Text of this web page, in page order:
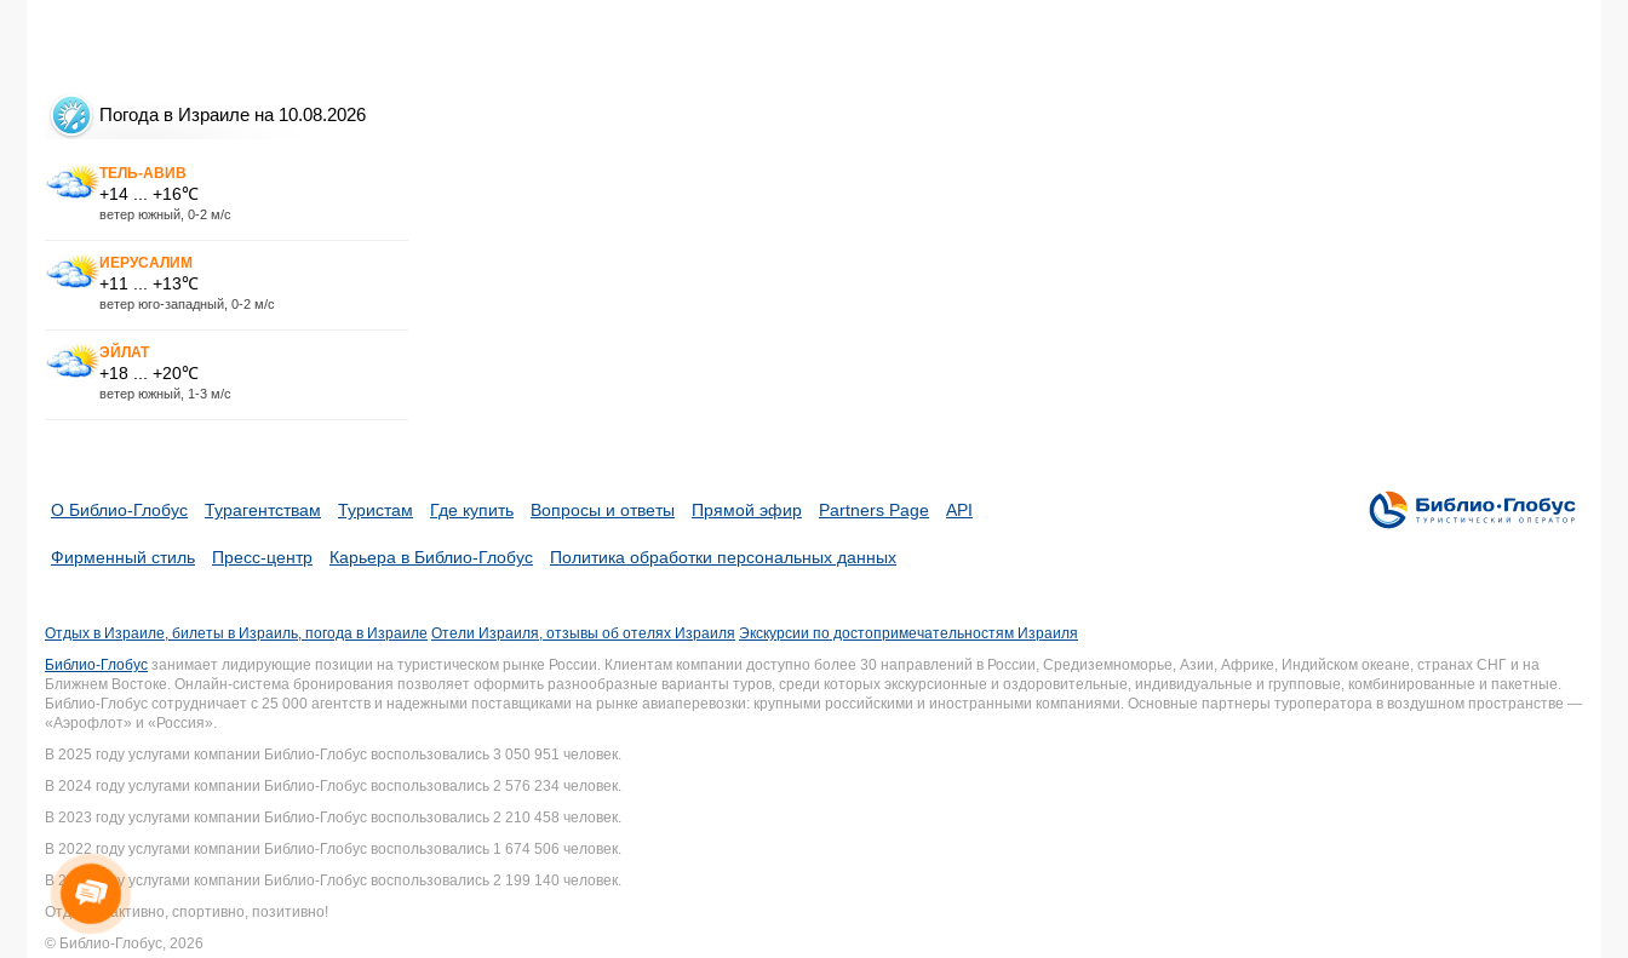
Погода в Израиле на 10.08.2026
ТЕЛЬ-АВИВ
+14 ... +16℃
ветер южный, 0-2 м/с
ИЕРУСАЛИМ
+11 ... +13℃
ветер юго-западный, 0-2 м/с
ЭЙЛАТ
+18 ... +20℃
ветер южный, 1-3 м/с
О Библио-Глобус Турагентствам Туристам Где купить Вопросы и ответы Прямой эфир Partners Page API
Фирменный стиль Пресс-центр Карьера в Библио-Глобус Политика обработки персональных данных
Отдых в Израиле, билеты в Израиль, погода в Израиле Отели Израиля, отзывы об отелях Израиля Экскурсии по достопримечательностям Израиля
Библио-Глобус занимает лидирующие позиции на туристическом рынке России. Клиентам компании доступно более 30 направлений в России, Средиземноморье, Азии, Африке, Индийском океане, странах СНГ и на
Ближнем Востоке. Онлайн-система бронирования позволяет оформить разнообразные варианты туров, среди которых экскурсионные и оздоровительные, индивидуальные и групповые, комбинированные и пакетные.
Библио-Глобус сотрудничает с 25 000 агентств и надежными поставщиками на рынке авиаперевозки: крупными российскими и иностранными компаниями. Основные партнеры туроператора в воздушном пространстве —
«Аэрофлот» и «Россия».
В 2025 году услугами компании Библио-Глобус воспользовались 3 050 951 человек.
В 2024 году услугами компании Библио-Глобус воспользовались 2 576 234 человек.
В 2023 году услугами компании Библио-Глобус воспользовались 2 210 458 человек.
В 2022 году услугами компании Библио-Глобус воспользовались 1 674 506 человек.
В 2021 году услугами компании Библио-Глобус воспользовались 2 199 140 человек.
Отдыхай активно, спортивно, позитивно!
© Библио-Глобус, 2026